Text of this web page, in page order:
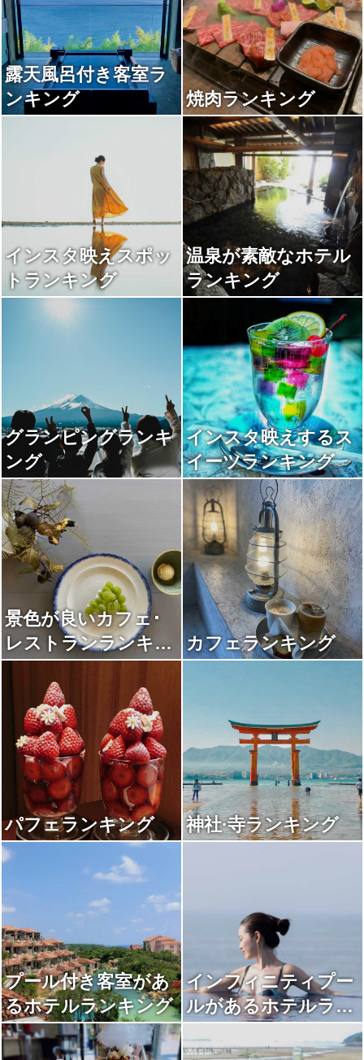
露天風呂付き客室ラ
ンキング
焼肉ランキング
インスタ映えスポッ
トランキング
温泉が素敵なホテル
ランキング
グランピングランキ
ング
インスタ映えするス
イーツランキング
景色が良いカフェ･
レストランランキン
グ
カフェランキング
パフェランキング 神社·寺ランキング
プール付き客室があ
るホテルランキング
インフィニティプー
ルがあるホテルラン
キング